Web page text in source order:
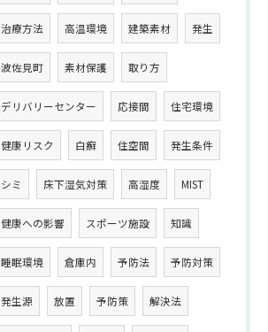
治療方法 高温環境 建築素材 発生
波佐見町 素材保護 取り方
デリバリーセンター 応接間 住宅環境
健康リスク 白癬 住空間 発生条件
シミ 床下湿気対策 高湿度 MIST
健康への影響 スポーツ施設 知識
睡眠環境 倉庫内 予防法 予防対策
発生源 放置 予防策 解決法